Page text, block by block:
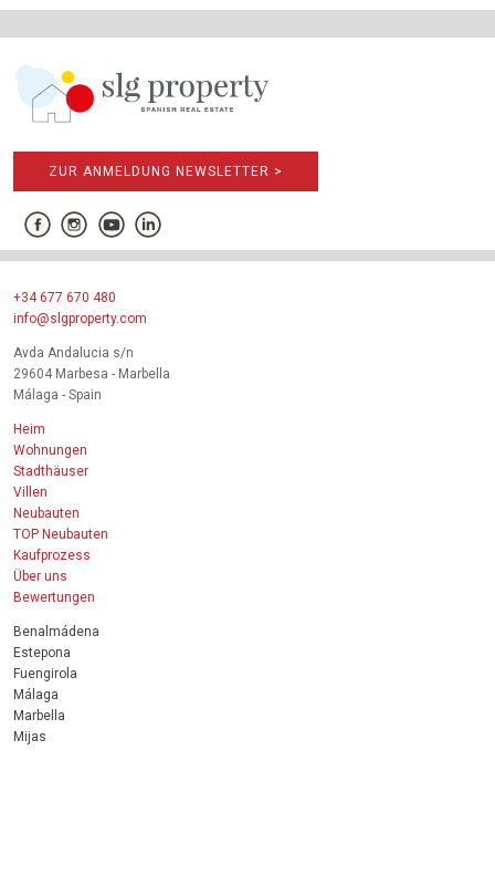
ZUR ANMELDUNG NEWSLETTER >
+34 677 670 480
info@slgproperty.com
Avda Andalucia s/n
29604 Marbesa - Marbella
Málaga - Spain
Heim
Wohnungen
Stadthäuser
Villen
Neubauten
TOP Neubauten
Kaufprozess
Über uns
Bewertungen
Benalmádena
Estepona
Fuengirola
Málaga
Marbella
Mijas